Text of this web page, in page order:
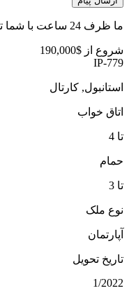
ما ظرف 24 ساعت با شما تماس خواهیم گرفت.
شروع از $190,000
IP-779
استانبول, کارتال
اتاق خواب
تا 4
حمام
تا 3
نوع ملک
آپارتمان
تاریخ تحویل
1/2022